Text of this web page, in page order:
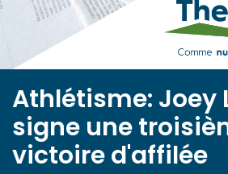
Athlétisme: Joey
signe une
victoire d'affilée